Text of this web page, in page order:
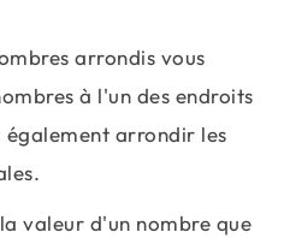
arrondis vous
à l'un des endroits
également arrondir les
valeur d'un nombre que